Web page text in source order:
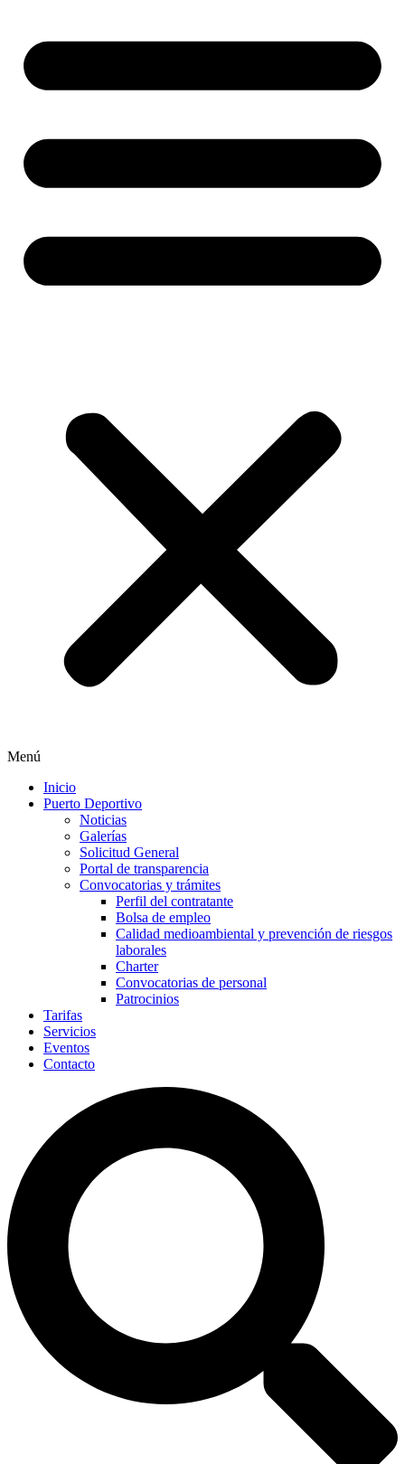
Menú
Inicio
Puerto Deportivo
Noticias
Galerías
Solicitud General
Portal de transparencia
Convocatorias y trámites
Perfil del contratante
Bolsa de empleo
Calidad medioambiental y prevención de riesgos
laborales
Charter
Convocatorias de personal
Patrocinios
Tarifas
Servicios
Eventos
Contacto